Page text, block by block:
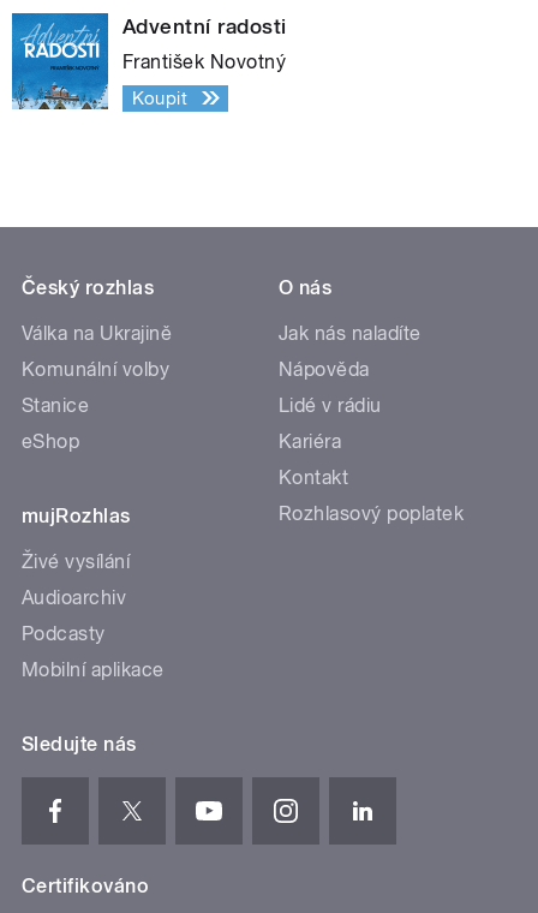
Adventní radosti
František Novotný
Koupit
Český rozhlas
Válka na Ukrajině
Komunální volby
Stanice
eShop
mujRozhlas
Živé vysílání
Audioarchiv
Podcasty
Mobilní aplikace
O nás
Jak nás naladíte
Nápověda
Lidé v rádiu
Kariéra
Kontakt
Rozhlasový poplatek
Sledujte nás
Certifikováno